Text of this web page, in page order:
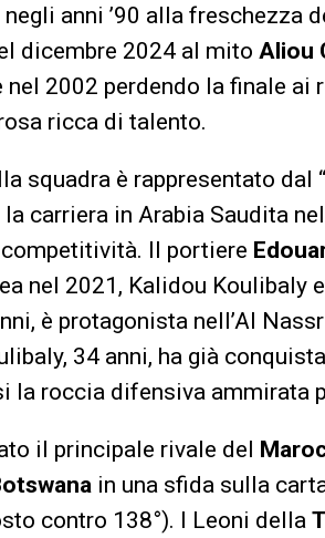
negli anni ’90 alla freschezza
dicembre 2024 al mito Aliou
2002 perdendo la finale ai
ricca di talento.
squadra è rappresentato dal
carriera in Arabia Saudita
Il portiere
nel 2021, Kalidou Koulibaly
è protagonista nell’Al
34 anni, ha già
la roccia difensiva ammirata
il principale rivale del
in una sfida sulla
contro 138°). I Leoni della